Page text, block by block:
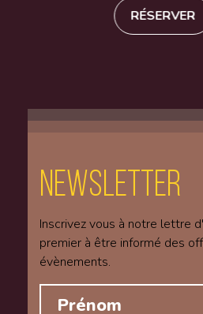
RÉSERVER
Newsletter
Inscrivez vous à notre lettre
premier à être informé des
évènements.